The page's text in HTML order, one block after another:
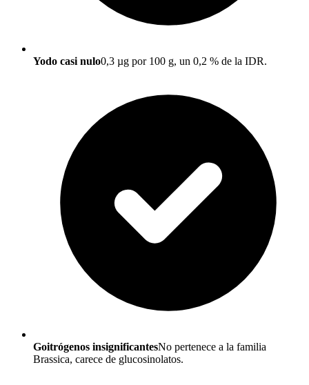
Yodo casi nulo0,3 µg por 100 g, un 0,2 % de la IDR.
Goitrógenos insignificantesNo pertenece a la familia
Brassica, carece de glucosinolatos.